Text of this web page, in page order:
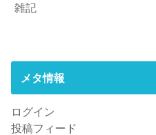
雑記
メタ情報
ログイン
投稿フィード